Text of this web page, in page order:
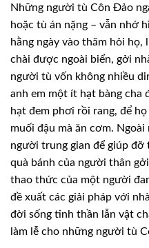
Những người tù Côn Đảo
hoặc tù án nặng – vẫn nhớ
hằng ngày vào thăm hỏi
chài được ngoài biển, gởi
người tù vốn không nhiều
anh em một ít hạt bàng cha
hạt đem phơi rồi rang, để
muối đậu mà ăn cơm.
người trung gian để giúp đỡ
quà bánh của người thân
thao thức của một người
đề xuất các giải pháp với
đời sống tinh thần lẫn vật
làm lễ cho những người tù